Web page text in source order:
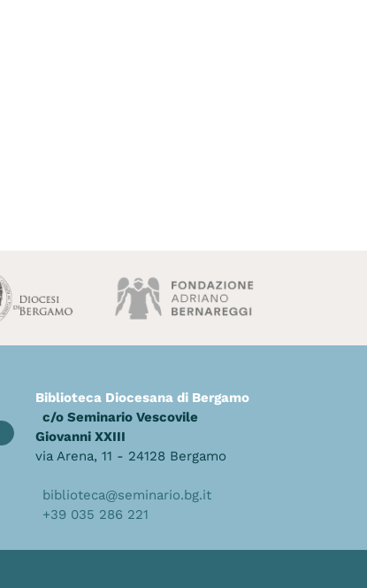
Biblioteca Diocesana di Bergamo
c/o Seminario Vescovile
Giovanni XXIII
via Arena, 11 - 24128 Bergamo
biblioteca@seminario.bg.it
+39 035 286 221